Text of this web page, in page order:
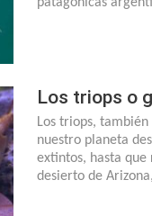
Los triops o
Los triops,
nuestro planeta
extintos, hasta
desierto de